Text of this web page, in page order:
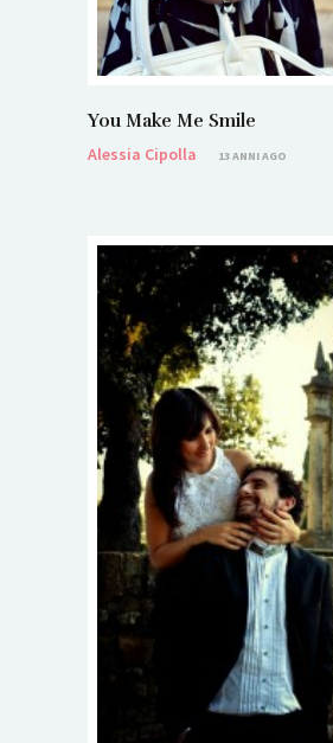
You Make Me Smile
Alessia Cipolla
13 ANNI AGO